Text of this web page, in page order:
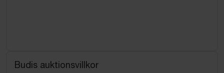
Budis auktionsvillkor